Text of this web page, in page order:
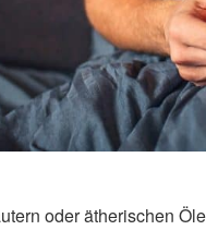
oder ätherischen